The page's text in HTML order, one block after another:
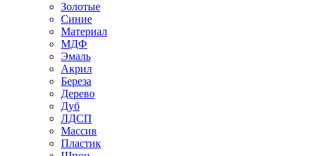
Золотые
Синие
Материал
МДФ
Эмаль
Акрил
Береза
Дерево
Дуб
ЛДСП
Массив
Пластик